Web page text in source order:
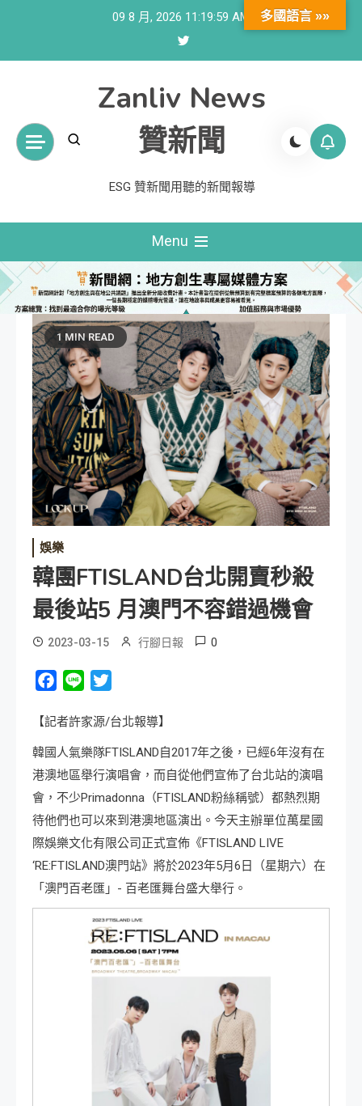
09 8 月, 2026 11:20:01 AM
Zanliv News
贊新聞
ESG 贊新聞用聽的新聞報導
Menu
1 MIN READ
娛樂
韓團FTISLAND台北開賣秒殺
最後站5 月澳門不容錯過機會
2023-03-15 行腳日報 0
Facebook
Line
【記者許家源/台北報導】
韓國人氣樂隊FTISLAND自2017年之後，已經6年沒有在
港澳地區舉行演唱會，而自從他們宣佈了台北站的演唱
會，不少Primadonna（FTISLAND粉絲稱號）都熱烈期
待他們也可以來到港澳地區演出。今天主辦單位萬星國
際娛樂文化有限公司正式宣佈《FTISLAND LIVE
‘RE:FTISLAND澳門站》將於2023年5月6日（星期六）在
「澳門百老匯」- 百老匯舞台盛大舉行。
多國語言 »»